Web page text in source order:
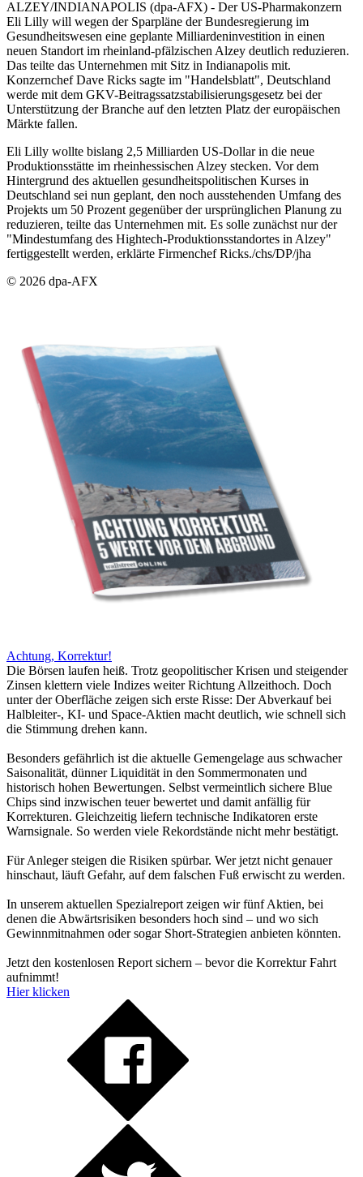
ALZEY/INDIANAPOLIS (dpa-AFX) - Der US-Pharmakonzern
Eli Lilly will wegen der Sparpläne der Bundesregierung im
Gesundheitswesen eine geplante Milliardeninvestition in einen
neuen Standort im rheinland-pfälzischen Alzey deutlich reduzieren.
Das teilte das Unternehmen mit Sitz in Indianapolis mit.
Konzernchef Dave Ricks sagte im "Handelsblatt", Deutschland
werde mit dem GKV-Beitragssatzstabilisierungsgesetz bei der
Unterstützung der Branche auf den letzten Platz der europäischen
Märkte fallen.
Eli Lilly wollte bislang 2,5 Milliarden US-Dollar in die neue
Produktionsstätte im rheinhessischen Alzey stecken. Vor dem
Hintergrund des aktuellen gesundheitspolitischen Kurses in
Deutschland sei nun geplant, den noch ausstehenden Umfang des
Projekts um 50 Prozent gegenüber der ursprünglichen Planung zu
reduzieren, teilte das Unternehmen mit. Es solle zunächst nur der
"Mindestumfang des Hightech-Produktionsstandortes in Alzey"
fertiggestellt werden, erklärte Firmenchef Ricks./chs/DP/jha
© 2026 dpa-AFX
Achtung, Korrektur!
Die Börsen laufen heiß. Trotz geopolitischer Krisen und steigender
Zinsen klettern viele Indizes weiter Richtung Allzeithoch. Doch
unter der Oberfläche zeigen sich erste Risse: Der Abverkauf bei
Halbleiter-, KI- und Space-Aktien macht deutlich, wie schnell sich
die Stimmung drehen kann.
Besonders gefährlich ist die aktuelle Gemengelage aus schwacher
Saisonalität, dünner Liquidität in den Sommermonaten und
historisch hohen Bewertungen. Selbst vermeintlich sichere Blue
Chips sind inzwischen teuer bewertet und damit anfällig für
Korrekturen. Gleichzeitig liefern technische Indikatoren erste
Warnsignale. So werden viele Rekordstände nicht mehr bestätigt.
Für Anleger steigen die Risiken spürbar. Wer jetzt nicht genauer
hinschaut, läuft Gefahr, auf dem falschen Fuß erwischt zu werden.
In unserem aktuellen Spezialreport zeigen wir fünf Aktien, bei
denen die Abwärtsrisiken besonders hoch sind – und wo sich
Gewinnmitnahmen oder sogar Short-Strategien anbieten könnten.
Jetzt den kostenlosen Report sichern – bevor die Korrektur Fahrt
aufnimmt!
Hier klicken